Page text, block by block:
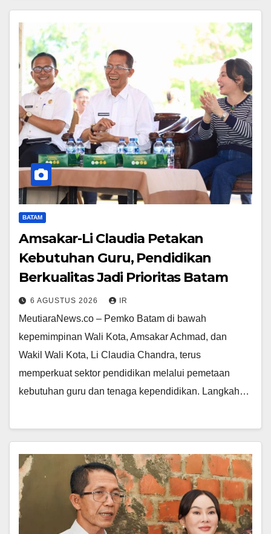
BATAM
Amsakar-Li Claudia Petakan
Kebutuhan Guru, Pendidikan
Berkualitas Jadi Prioritas Batam
6 AGUSTUS 2026 IR
MeutiaraNews.co – Pemko Batam di bawah
kepemimpinan Wali Kota, Amsakar Achmad, dan
Wakil Wali Kota, Li Claudia Chandra, terus
memperkuat sektor pendidikan melalui pemetaan
kebutuhan guru dan tenaga kependidikan. Langkah…